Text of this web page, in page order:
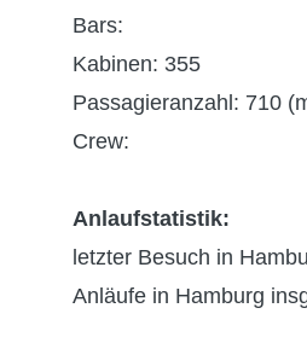
Bars:
Kabinen: 355
Passagieranzahl: 710
Crew:
Anlaufstatistik:
letzter Besuch in
Anläufe in Hamburg